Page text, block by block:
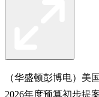
（华盛顿彭博电）美
2026年度预算初步提